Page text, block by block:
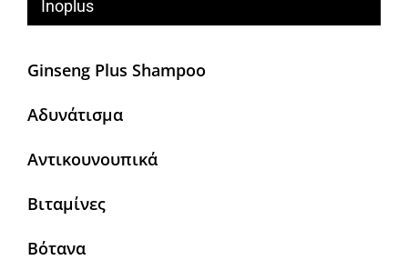
Inoplus
Ginseng Plus Shampoo
Αδυνάτισμα
Αντικουνουπικά
Βιταμίνες
Βότανα